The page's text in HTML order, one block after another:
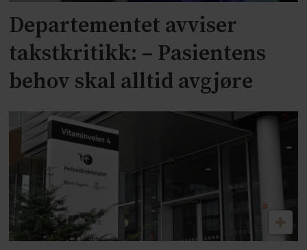
Departementet avviser
takstkritikk: – Pasientens
behov skal alltid avgjøre